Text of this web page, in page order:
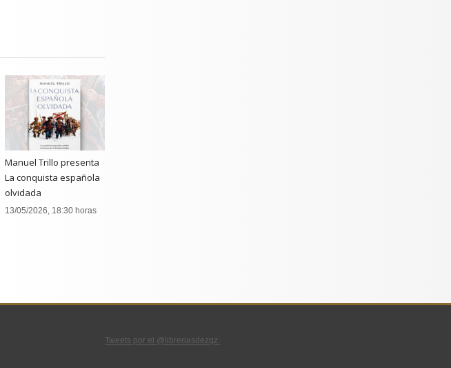
Manuel Trillo presenta
La conquista española
olvidada
13/05/2026, 18:30 horas
Tweets por el @libreriasdezgz.